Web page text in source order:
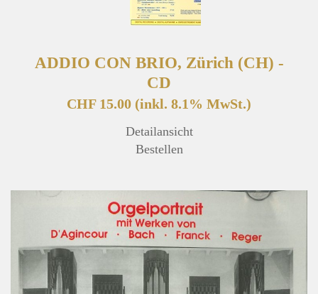
ADDIO CON BRIO, Zürich (CH) -
CD
CHF 15.00 (inkl. 8.1% MwSt.)
Detailansicht
Bestellen